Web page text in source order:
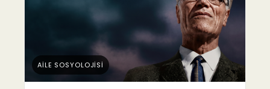
AİLE SOSYOLOJİSİ